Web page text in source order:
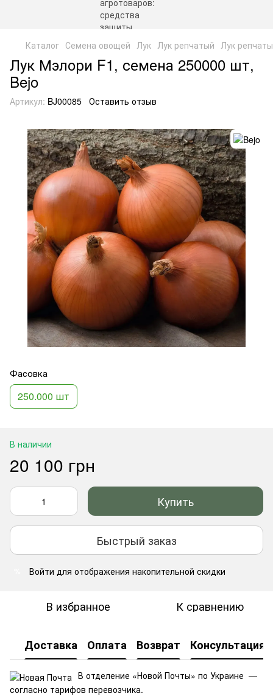
Каталог Семена овощей Лук Лук репчатый Лук
Лук Мэлори F1, семена 250000 шт,
Bejo
Артикул: BJ00085 Оставить отзыв
Фасовка
250.000 шт
В наличии
20 100 грн
Купить
Быстрый заказ
Войти для отображения накопительной скидки
В избранное К сравнению
Доставка Оплата Возврат Консультация
В отделение «Новой Почты» по Украине —
согласно тарифов перевозчика.